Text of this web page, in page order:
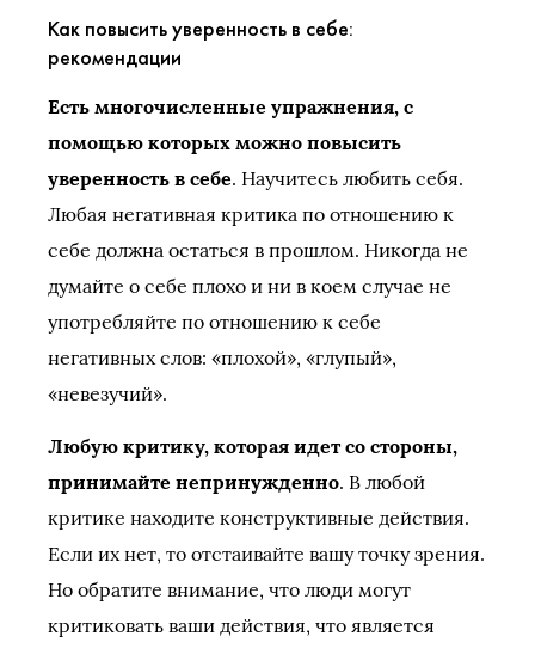
Как повысить уверенность в себе:
рекомендации
Есть многочисленные упражнения, с
помощью которых можно повысить
уверенность в себе. Научитесь любить себя.
Любая негативная критика по отношению к
себе должна остаться в прошлом. Никогда не
думайте о себе плохо и ни в коем случае не
употребляйте по отношению к себе
негативных слов: «плохой», «глупый»,
«невезучий».
Любую критику, которая идет со стороны,
принимайте непринужденно. В любой
критике находите конструктивные действия.
Если их нет, то отстаивайте вашу точку зрения.
Но обратите внимание, что люди могут
критиковать ваши действия, что является